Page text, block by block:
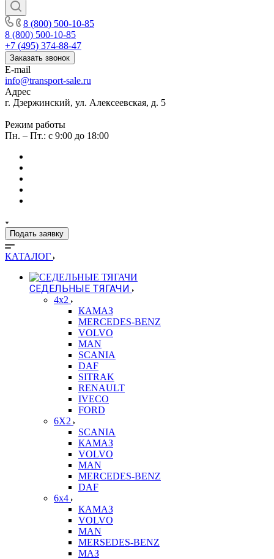
8 (800) 500-10-85
8 (800) 500-10-85
+7 (495) 374-88-47
Заказать звонок
E-mail
info@transport-sale.ru
Адрес
г. Дзержинский, ул. Алексеевская, д. 5
Режим работы
Пн. – Пт.: с 9:00 до 18:00
Подать заявку
КАТАЛОГ
СЕДЕЛЬНЫЕ ТЯГАЧИ
4x2
КАМАЗ
MERCEDES-BENZ
VOLVO
MAN
SCANIA
DAF
SITRAK
RENAULT
IVECO
FORD
6X2
SCANIA
КАМАЗ
VOLVO
MAN
MERCEDES-BENZ
DAF
6x4
КАМАЗ
VOLVO
MAN
MERSEDES-BENZ
МАЗ